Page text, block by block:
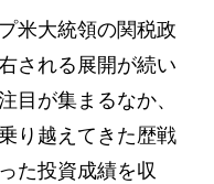
米大統領の関税政
される展開が続い
目が集まるなか、
り越えてきた歴戦
た投資成績を収